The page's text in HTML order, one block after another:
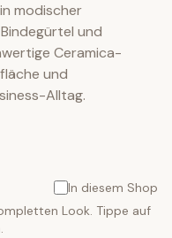
modischer
und
Ceramica-
und
Alltag.
In diesem Shop
Look. Tippe auf